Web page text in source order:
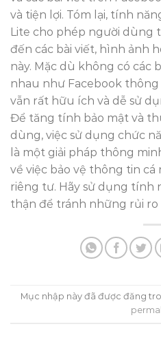
và tiện lợi. Tóm lại, tính
Lite cho phép người dùng
đến các bài viết, hình ảnh
này. Mặc dù không có các
nhau như Facebook thông
vẫn rất hữu ích và dễ sử
Để tăng tính bảo mật và
dùng, việc sử dụng chức
là một giải pháp thông
về việc bảo vệ thông tin cá
riêng tư. Hãy sử dụng tính
thận để tránh những rủi ro
Mục nhập này đã được đăng